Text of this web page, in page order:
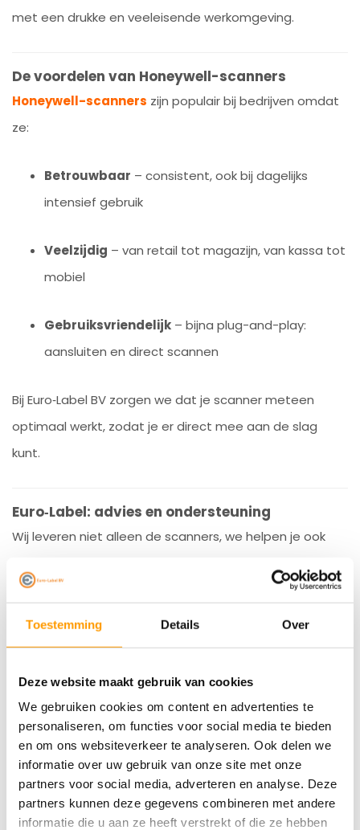
Toestemming Details Over
Deze website maakt gebruik van cookies
We gebruiken cookies om content en advertenties te
personaliseren, om functies voor social media te bieden
en om ons websiteverkeer te analyseren. Ook delen we
informatie over uw gebruik van onze site met onze
partners voor social media, adverteren en analyse. Deze
partners kunnen deze gegevens combineren met andere
informatie die u aan ze heeft verstrekt of die ze hebben
met een drukke en veeleisende werkomgeving.
De voordelen van Honeywell-scanners
Honeywell-scanners zijn populair bij bedrijven omdat
ze:
Betrouwbaar – consistent, ook bij dagelijks
intensief gebruik
Veelzijdig – van retail tot magazijn, van kassa tot
mobiel
Gebruiksvriendelijk – bijna plug-and-play:
aansluiten en direct scannen
Bij Euro‑Label BV zorgen we dat je scanner meteen
optimaal werkt, zodat je er direct mee aan de slag
kunt.
Euro‑Label: advies en ondersteuning
Wij leveren niet alleen de scanners, we helpen je ook
Hulp bij installatie en koppeling aan jouw software
Telefonische of schermdeelondersteuning voor
directe hulp
Zo werk je efficiënter en heb je altijd een scanner die